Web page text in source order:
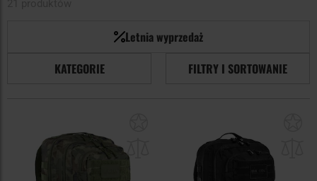
Letnia wyprzedaż
KATEGORIE
FILTRY I SORTOWANIE